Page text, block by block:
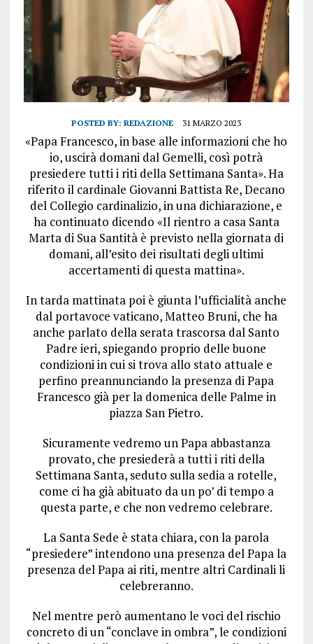
POSTED BY:REDAZIONE 31 MARZO 2023
«Papa Francesco, in base alle informazioni che ho
io, uscirà domani dal Gemelli, così potrà
presiedere tutti i riti della Settimana Santa». Ha
riferito il cardinale Giovanni Battista Re, Decano
del Collegio cardinalizio, in una dichiarazione, e
ha continuato dicendo «Il rientro a casa Santa
Marta di Sua Santità è previsto nella giornata di
domani, all’esito dei risultati degli ultimi
accertamenti di questa mattina».
In tarda mattinata poi è giunta l’ufficialità anche
dal portavoce vaticano, Matteo Bruni, che ha
anche parlato della serata trascorsa dal Santo
Padre ieri, spiegando proprio delle buone
condizioni in cui si trova allo stato attuale e
perfino preannunciando la presenza di Papa
Francesco già per la domenica delle Palme in
piazza San Pietro.
Sicuramente vedremo un Papa abbastanza
provato, che presiederà a tutti i riti della
Settimana Santa, seduto sulla sedia a rotelle,
come ci ha già abituato da un po’ di tempo a
questa parte, e che non vedremo celebrare.
La Santa Sede è stata chiara, con la parola
“presiedere” intendono una presenza del Papa la
presenza del Papa ai riti, mentre altri Cardinali li
celebreranno.
Nel mentre però aumentano le voci del rischio
concreto di un “conclave in ombra”, le condizioni